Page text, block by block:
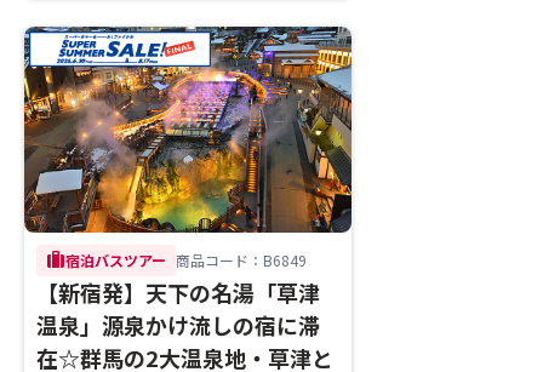
trip宿泊バスツアー 商品コード：B6849
【新宿発】天下の名湯「草津
温泉」源泉かけ流しの宿に滞
在☆群馬の2大温泉地・草津と